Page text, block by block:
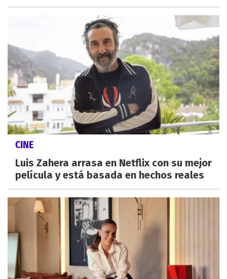
CINE
Luis Zahera arrasa en Netflix con su mejor
película y está basada en hechos reales